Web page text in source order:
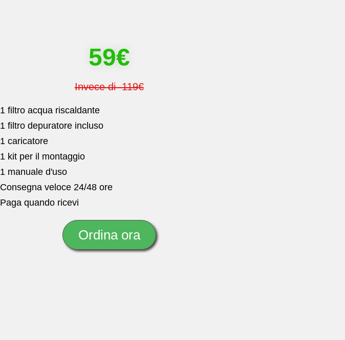
59€
Invece di 119€
1 filtro acqua riscaldante
1 filtro depuratore incluso
1 caricatore
1 kit per il montaggio
1 manuale d'uso
Consegna veloce 24/48 ore
Paga quando ricevi
Ordina ora